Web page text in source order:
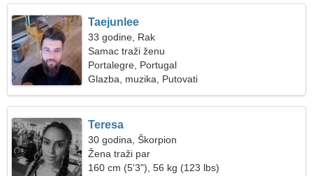
Taejunlee
33 godine, Rak
Samac traži ženu
Portalegre, Portugal
Glazba, muzika, Putovati
Teresa
30 godina, Škorpion
Žena traži par
160 cm (5'3"), 56 kg (123 lbs)